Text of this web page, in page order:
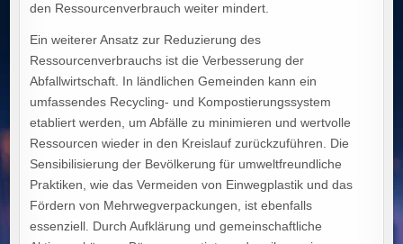
den Ressourcenverbrauch weiter mindert.
Ein weiterer Ansatz zur Reduzierung des
Ressourcenverbrauchs ist die Verbesserung der
Abfallwirtschaft. In ländlichen Gemeinden kann ein
umfassendes Recycling- und Kompostierungssystem
etabliert werden, um Abfälle zu minimieren und wertvolle
Ressourcen wieder in den Kreislauf zurückzuführen. Die
Sensibilisierung der Bevölkerung für umweltfreundliche
Praktiken, wie das Vermeiden von Einwegplastik und das
Fördern von Mehrwegverpackungen, ist ebenfalls
essenziell. Durch Aufklärung und gemeinschaftliche